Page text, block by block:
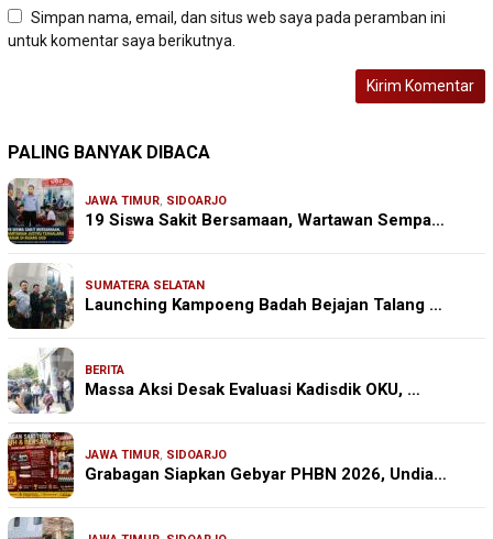
Simpan nama, email, dan situs web saya pada peramban ini
untuk komentar saya berikutnya.
PALING BANYAK DIBACA
JAWA TIMUR, SIDOARJO
19 Siswa Sakit Bersamaan, Wartawan Sempa…
SUMATERA SELATAN
Launching Kampoeng Badah Bejajan Talang …
BERITA
Massa Aksi Desak Evaluasi Kadisdik OKU, …
JAWA TIMUR, SIDOARJO
Grabagan Siapkan Gebyar PHBN 2026, Undia…